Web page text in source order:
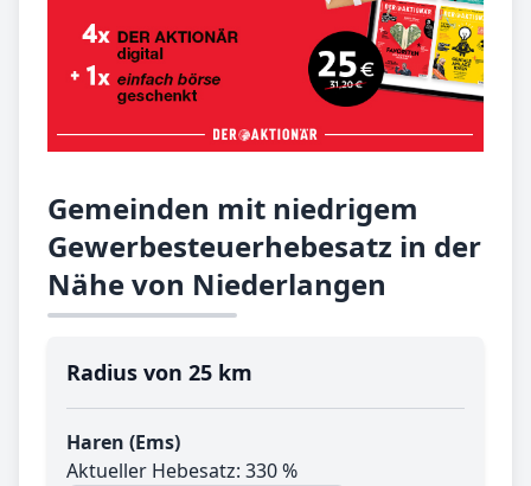
Gemeinden mit niedrigem
Gewerbesteuerhebesatz in der
Nähe von Niederlangen
Radius von 25 km
Haren (Ems)
Aktueller Hebesatz: 330 %